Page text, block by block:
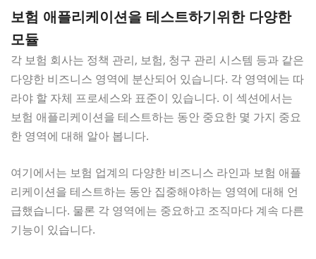
보험 애플리케이션을 테스트하기위한 다양한
모듈
각 보험 회사는 정책 관리, 보험, 청구 관리 시스템 등과 같은
다양한 비즈니스 영역에 분산되어 있습니다. 각 영역에는 따
라야 할 자체 프로세스와 표준이 있습니다. 이 섹션에서는
보험 애플리케이션을 테스트하는 동안 중요한 몇 가지 중요
한 영역에 대해 알아 봅니다.
여기에서는 보험 업계의 다양한 비즈니스 라인과 보험 애플
리케이션을 테스트하는 동안 집중해야하는 영역에 대해 언
급했습니다. 물론 각 영역에는 중요하고 조직마다 계속 다른
기능이 있습니다.